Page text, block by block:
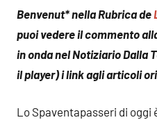
Benvenut* nella Rubrica de
puoi vedere il commento
in onda nel Notiziario Dalla
il player) i link agli articoli
Lo Spaventapasseri di oggi